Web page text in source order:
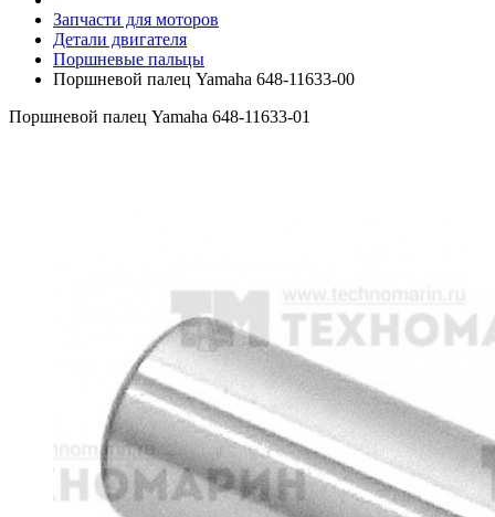
Запчасти для моторов
Детали двигателя
Поршневые пальцы
Поршневой палец Yamaha 648-11633-00
Поршневой палец Yamaha 648-11633-01